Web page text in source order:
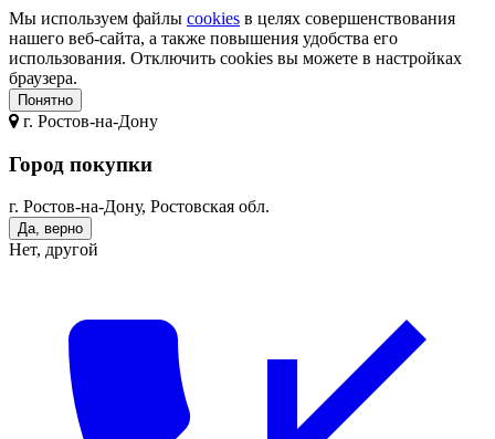
Мы используем файлы cookies в целях совершенствования
нашего веб-сайта, а также повышения удобства его
использования. Отключить cookies вы можете в настройках
браузера.
Понятно
г. Ростов-на-Дону
Город покупки
г. Ростов-на-Дону, Ростовская обл.
Да, верно
Нет, другой